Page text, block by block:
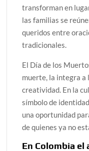
transforman en
las familias se
queridos entre
tradicionales.
El Día de los
muerte, la integra a
creatividad. En la
símbolo de
una oportunidad
de quienes ya no
En Colombia el